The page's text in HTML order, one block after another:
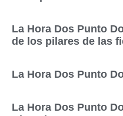
La Hora Dos Punto
de los pilares de las
La Hora Dos Punto
La Hora Dos Punto